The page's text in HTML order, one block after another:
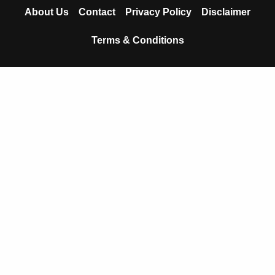
o
e
p
p
About Us Contact Privacy Policy Disclaimer
Terms & Conditions